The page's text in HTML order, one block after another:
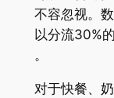
不容忽视。
以分流30%
。
对于快餐、